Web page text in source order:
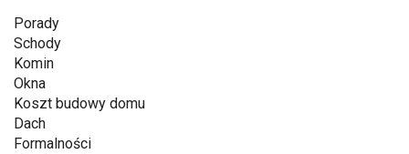
Porady
Schody
Komin
Okna
Koszt budowy domu
Dach
Formalności